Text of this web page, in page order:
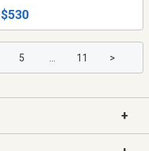
pour étudiant(e) non
fumeur(euse) seulement,
$530
5 11 >
+